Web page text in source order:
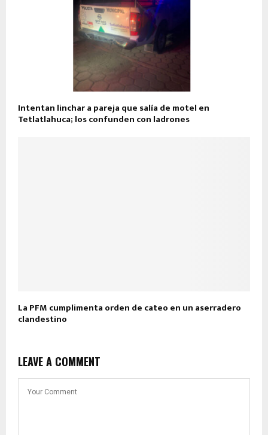
Intentan linchar a pareja que salía de motel en
Tetlatlahuca; los confunden con ladrones
La PFM cumplimenta orden de cateo en un aserradero
clandestino
LEAVE A COMMENT